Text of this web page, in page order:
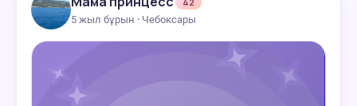
5 жыл бұрын · Чебоксары